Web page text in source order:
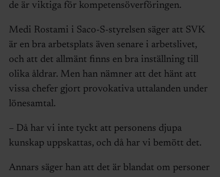
de är viktiga för kompetensöverföringen.
Medi Rostami i Saco-S-styrelsen säger att SVK
är en bra arbetsplats även senare i arbetslivet,
och att det allmänt finns en bra inställning till
olika åldrar. Men han nämner att det hänt att
vissa chefer gjort provokativa uttalanden under
lönesamtal.
– Då har vi inte tyckt att personens djupa
kunskap uppskattas, och då har vi bemött det.
Annars säger han att det är blandat om personer